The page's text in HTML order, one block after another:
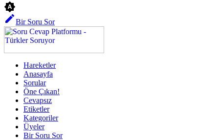
brightness_auto
editBir Soru Sor
Hareketler
Anasayfa
Sorular
Öne Çıkan!
Cevapsız
Etiketler
Kategoriler
Üyeler
Bir Soru Sor